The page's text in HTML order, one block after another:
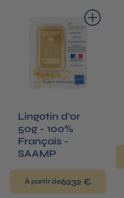
Lingotin d'or
50g - 100%
Français -
SAAMP
À partir de6232 €